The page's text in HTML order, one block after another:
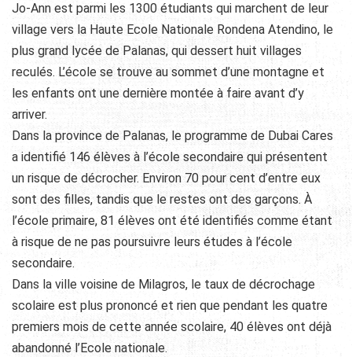
Jo-Ann est parmi les 1300 étudiants qui marchent de leur
village vers la Haute Ecole Nationale Rondena Atendino, le
plus grand lycée de Palanas, qui dessert huit villages
reculés. L’école se trouve au sommet d’une montagne et
les enfants ont une dernière montée à faire avant d’y
arriver.
Dans la province de Palanas, le programme de Dubai Cares
a identifié 146 élèves à l’école secondaire qui présentent
un risque de décrocher. Environ 70 pour cent d’entre eux
sont des filles, tandis que le restes ont des garçons. À
l’école primaire, 81 élèves ont été identifiés comme étant
à risque de ne pas poursuivre leurs études à l’école
secondaire.
Dans la ville voisine de Milagros, le taux de décrochage
scolaire est plus prononcé et rien que pendant les quatre
premiers mois de cette année scolaire, 40 élèves ont déjà
abandonné l’Ecole nationale.